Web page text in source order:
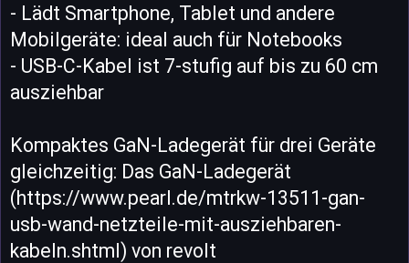
- Lädt Smartphone, Tablet und andere
Mobilgeräte: ideal auch für Notebooks
- USB-C-Kabel ist 7-stufig auf bis zu 60 cm
ausziehbar
Kompaktes GaN-Ladegerät für drei Geräte
gleichzeitig: Das GaN-Ladegerät
(https://www.pearl.de/mtrkw-13511-gan-
usb-wand-netzteile-mit-ausziehbaren-
kabeln.shtml) von revolt